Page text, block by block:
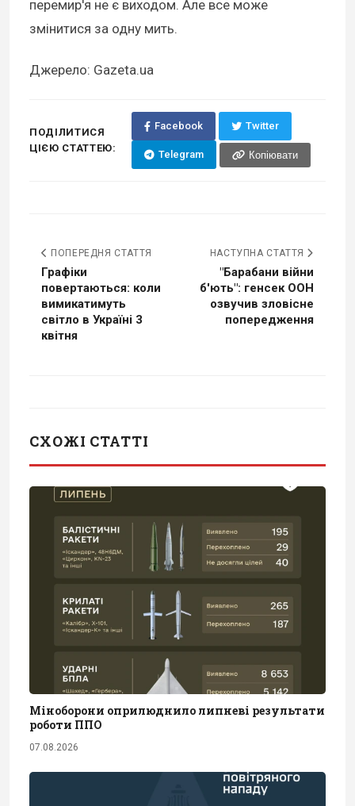
перемир'я не є виходом. Але все може
змінитися за одну мить.
Джерело: Gazeta.ua
ПОДІЛИТИСЯ
ЦІЄЮ СТАТТЕЮ:
Facebook Twitter
Telegram Копіювати
ПОПЕРЕДНЯ СТАТТЯ
Графіки
повертаються: коли
вимикатимуть
світло в Україні 3
квітня
НАСТУПНА СТАТТЯ
"Барабани війни
б'ють": генсек ООН
озвучив зловісне
попередження
СХОЖІ СТАТТІ
Міноборони оприлюднило липневі результати
роботи ППО
07.08.2026